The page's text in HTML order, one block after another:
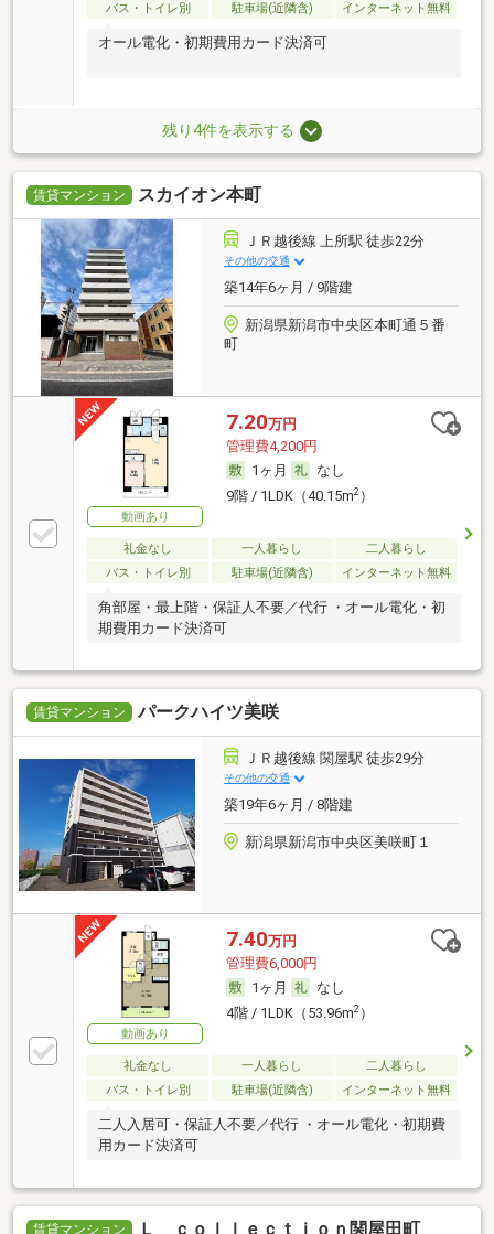
バス・トイレ別
駐車場(近隣含) インターネット無料
オール電化・初期費用カード決済可
残り4件を表示する
賃貸マンション スカイオン本町
ＪＲ越後線 上所駅 徒歩22分
その他の交通
築14年6ヶ月 / 9階建
新潟県新潟市中央区本町通５番
町
動画あり
7.20万円
管理費4,200円
1ヶ月
なし
9階 / 1LDK（40.15m2）
礼金なし 一人暮らし
二人暮らし
バス・トイレ別
駐車場(近隣含) インターネット無料
角部屋・最上階・保証人不要／代行 ・オール電化・初
期費用カード決済可
賃貸マンション パークハイツ美咲
ＪＲ越後線 関屋駅 徒歩29分
その他の交通
築19年6ヶ月 / 8階建
新潟県新潟市中央区美咲町１
動画あり
7.40万円
管理費6,000円
1ヶ月
なし
4階 / 1LDK（53.96m2）
礼金なし 一人暮らし
二人暮らし
バス・トイレ別
駐車場(近隣含) インターネット無料
二人入居可・保証人不要／代行 ・オール電化・初期費
用カード決済可
賃貸マンション Ｌ ｃｏｌｌｅｃｔｉｏｎ関屋田町